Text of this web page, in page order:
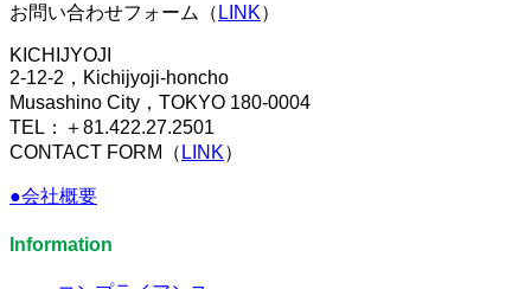
お問い合わせフォーム（ LINK）
KICHIJYOJI
2-12-2，Kichijyoji-honcho
Musashino City，TOKYO 180-0004
TEL：＋81.422.27.2501
CONTACT FORM（ LINK）
●会社概要
Information